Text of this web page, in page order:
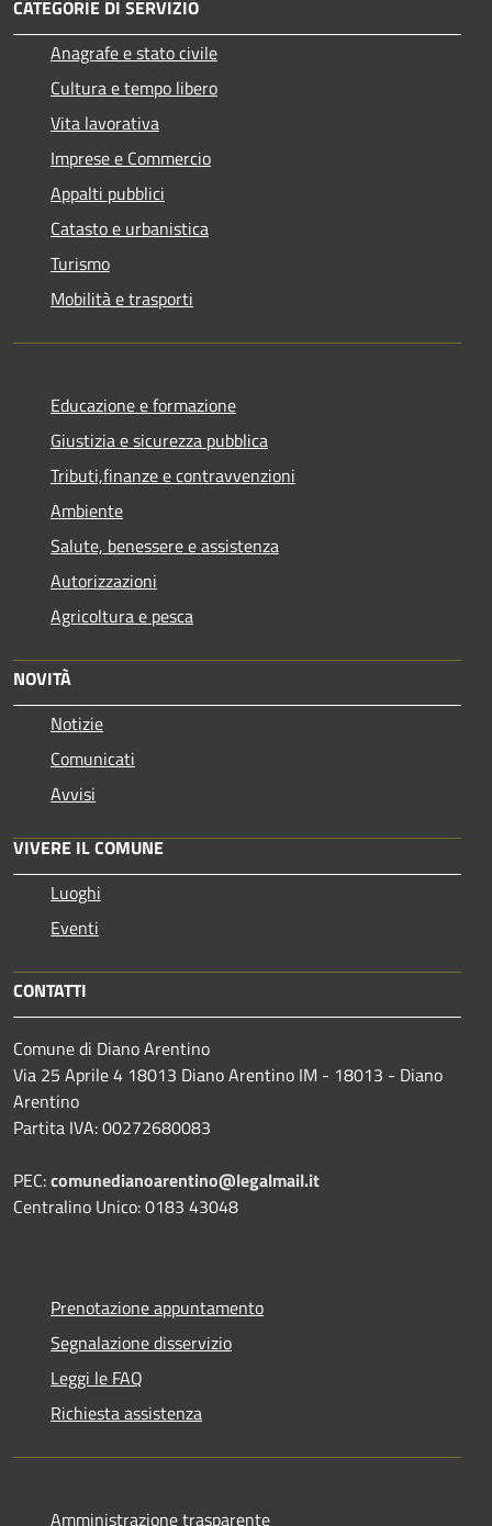
CATEGORIE DI SERVIZIO
Anagrafe e stato civile
Cultura e tempo libero
Vita lavorativa
Imprese e Commercio
Appalti pubblici
Catasto e urbanistica
Turismo
Mobilità e trasporti
Educazione e formazione
Giustizia e sicurezza pubblica
Tributi,finanze e contravvenzioni
Ambiente
Salute, benessere e assistenza
Autorizzazioni
Agricoltura e pesca
NOVITÀ
Notizie
Comunicati
Avvisi
VIVERE IL COMUNE
Luoghi
Eventi
CONTATTI
Comune di Diano Arentino
Via 25 Aprile 4 18013 Diano Arentino IM - 18013 - Diano
Arentino
Partita IVA: 00272680083
PEC:comunedianoarentino@legalmail.it
Centralino Unico: 0183 43048
Prenotazione appuntamento
Segnalazione disservizio
Leggi le FAQ
Richiesta assistenza
Amministrazione trasparente